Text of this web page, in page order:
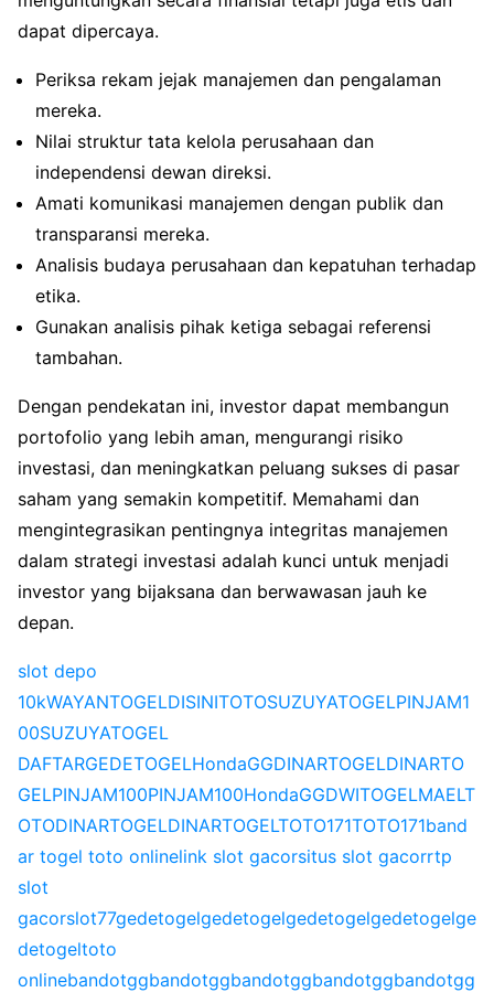
dapat dipercaya.
Periksa rekam jejak manajemen dan pengalaman
mereka.
Nilai struktur tata kelola perusahaan dan
independensi dewan direksi.
Amati komunikasi manajemen dengan publik dan
transparansi mereka.
Analisis budaya perusahaan dan kepatuhan terhadap
etika.
Gunakan analisis pihak ketiga sebagai referensi
tambahan.
Dengan pendekatan ini, investor dapat membangun
portofolio yang lebih aman, mengurangi risiko
investasi, dan meningkatkan peluang sukses di pasar
saham yang semakin kompetitif. Memahami dan
mengintegrasikan pentingnya integritas manajemen
dalam strategi investasi adalah kunci untuk menjadi
investor yang bijaksana dan berwawasan jauh ke
depan.
slot depo
10kWAYANTOGELDISINITOTOSUZUYATOGELPINJAM1
00SUZUYATOGEL
DAFTARGEDETOGELHondaGGDINARTOGELDINARTO
GELPINJAM100PINJAM100HondaGGDWITOGELMAELT
OTODINARTOGELDINARTOGELTOTO171TOTO171band
ar togel toto onlinelink slot gacorsitus slot gacorrtp
slot
gacorslot77gedetogelgedetogelgedetogelgedetogelge
detogeltoto
onlinebandotggbandotggbandotggbandotggbandotgg